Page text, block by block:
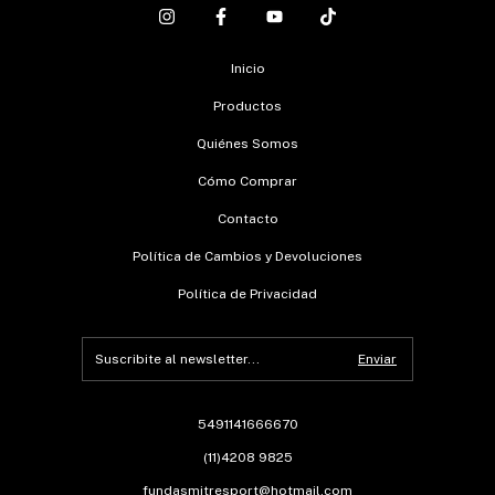
Inicio
Productos
Quiénes Somos
Cómo Comprar
Contacto
Política de Cambios y Devoluciones
Política de Privacidad
5491141666670
(11)4208 9825
fundasmitresport@hotmail.com